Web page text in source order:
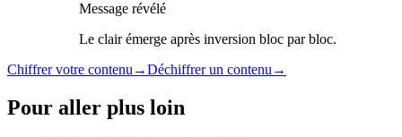
Message révélé
Le clair émerge après inversion bloc par bloc.
Chiffrer votre contenu →Déchiffrer un contenu →
Pour aller plus loin